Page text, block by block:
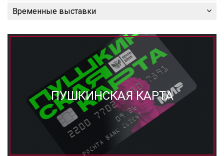
Временные выставки
ПУШКИНСКАЯ КАРТА